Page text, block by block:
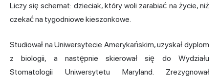
Liczy się schemat: dzieciak, który woli zarabiać na życie, niż
czekać na tygodniowe kieszonkowe.
Studiował na Uniwersytecie Amerykańskim, uzyskał dyplom
z biologii, a następnie skierował się do Wydziału
Stomatologii Uniwersytetu Maryland. Zrezygnował